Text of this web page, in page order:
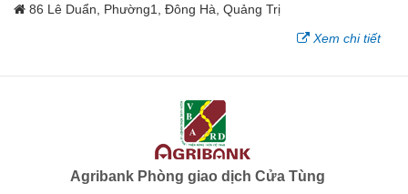
86 Lê Duẩn, Phường1, Đông Hà, Quảng Trị
Xem chi tiết
Agribank Phòng giao dịch Cửa Tùng